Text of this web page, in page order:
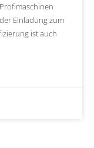
Einladung zum
ist auch